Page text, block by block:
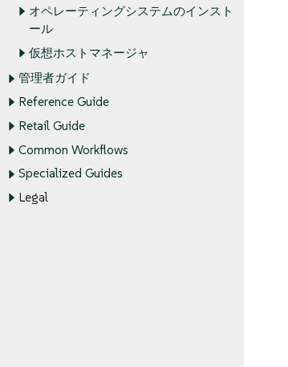
オペレーティングシステムのインスト
ール
仮想ホストマネージャ
管理者ガイド
Reference Guide
Retail Guide
Common Workflows
Specialized Guides
Legal